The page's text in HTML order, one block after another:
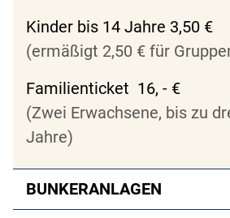
Kinder bis 14 Jahre 3,50 €
(ermäßigt 2,50 € für
Familienticket 16, - €
(Zwei Erwachsene, bis zu
Jahre)
BUNKERANLAGEN